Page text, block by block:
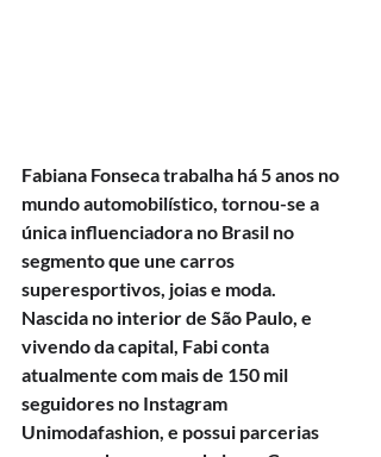
Fabiana Fonseca trabalha há 5 anos no
mundo automobilístico, tornou-se a
única influenciadora no Brasil no
segmento que une carros
superesportivos, joias e moda.
Nascida no interior de São Paulo, e
vivendo da capital, Fabi conta
atualmente com mais de 150 mil
seguidores no Instagram
Unimodafashion, e possui parcerias